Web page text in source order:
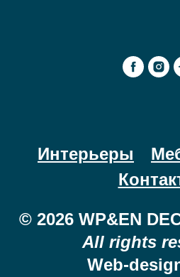
Интерьеры
© 2026 WP&EN
All rights
Web-